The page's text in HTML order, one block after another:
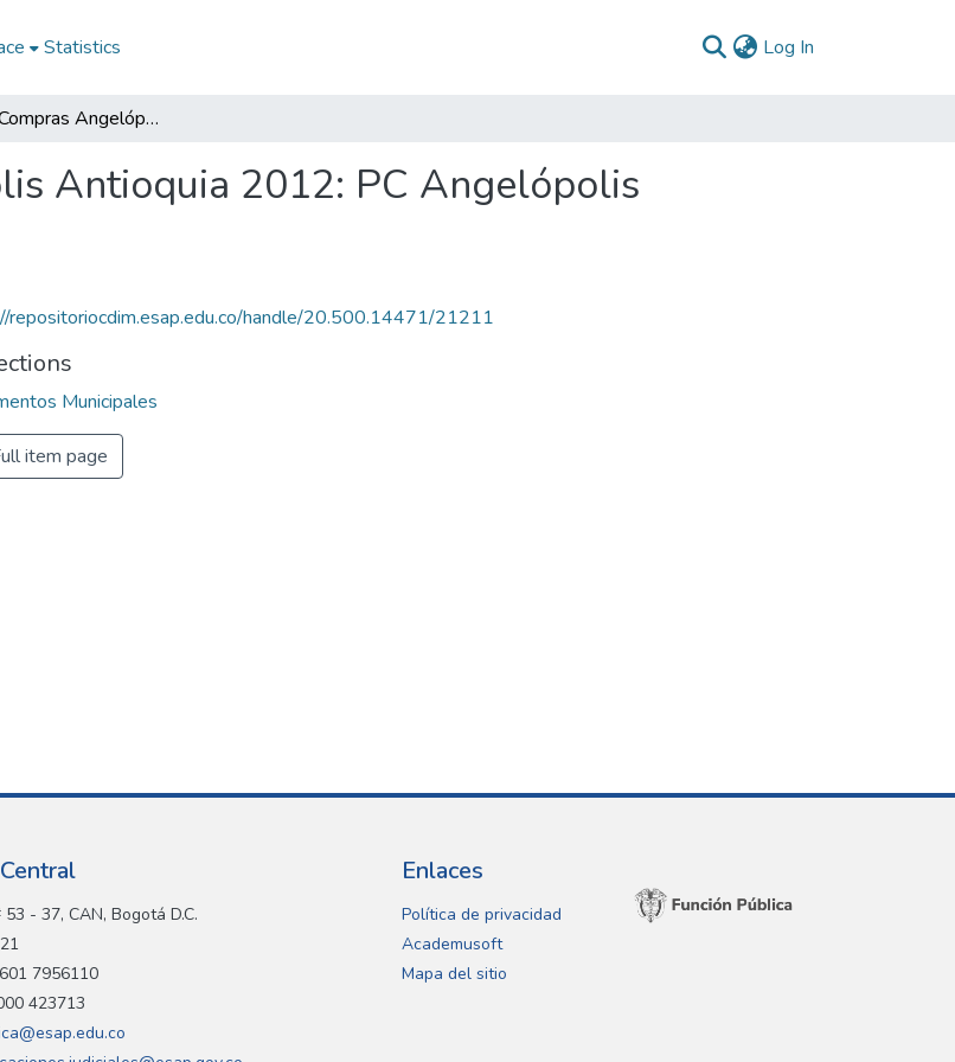
Statistics Log In
Plan de Compras Angelópolis Antioquia 2012: PC Angelópolis Antioquia 2012
Antioquia 2012: PC Angelópolis
repositoriocdim.esap.edu.co/handle/20.500.14471/21211
Municipales
item page
- 37, CAN, Bogotá D.C.
7956110
423713
Enlaces
Política de privacidad
Academusoft
Mapa del sitio